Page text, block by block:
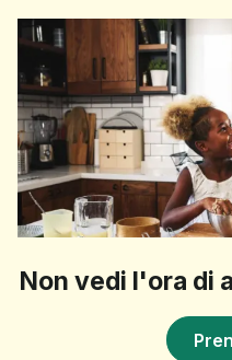
Non vedi l'ora di